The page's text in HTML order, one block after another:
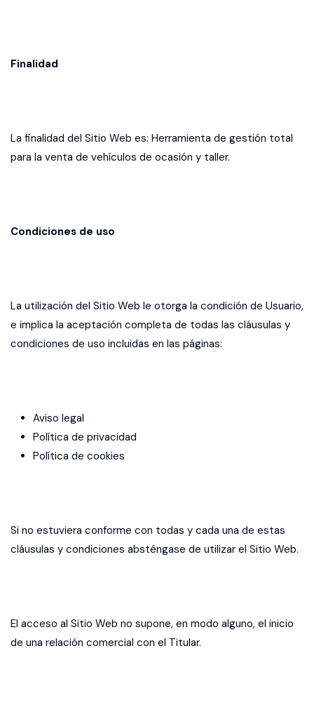
Finalidad
La finalidad del Sitio Web es: Herramienta de gestión total
para la venta de vehículos de ocasión y taller.
Condiciones de uso
La utilización del Sitio Web le otorga la condición de Usuario,
e implica la aceptación completa de todas las cláusulas y
condiciones de uso incluidas en las páginas:
Aviso legal
Política de privacidad
Política de cookies
Si no estuviera conforme con todas y cada una de estas
cláusulas y condiciones absténgase de utilizar el Sitio Web.
El acceso al Sitio Web no supone, en modo alguno, el inicio
de una relación comercial con el Titular.